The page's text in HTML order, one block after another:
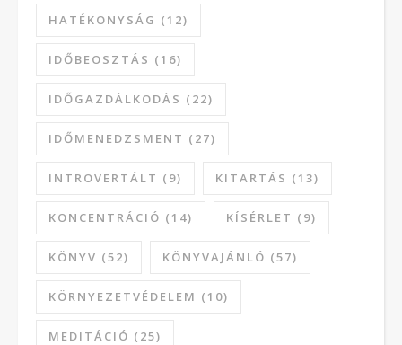
HATÉKONYSÁG (12)
IDŐBEOSZTÁS (16)
IDŐGAZDÁLKODÁS (22)
IDŐMENEDZSMENT (27)
INTROVERTÁLT (9) KITARTÁS (13)
KONCENTRÁCIÓ (14) KÍSÉRLET (9)
KÖNYV (52) KÖNYVAJÁNLÓ (57)
KÖRNYEZETVÉDELEM (10)
MEDITÁCIÓ (25)